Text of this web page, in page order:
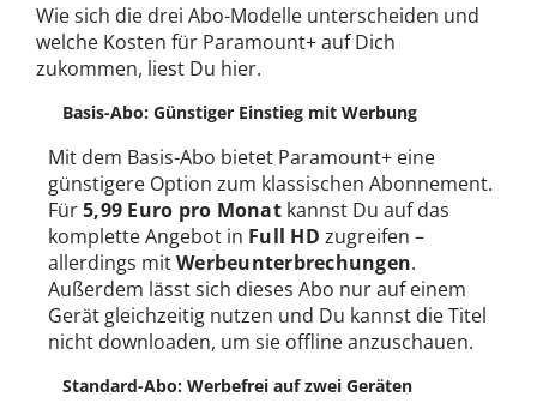
Wie sich die drei Abo-Modelle unterscheiden und
welche Kosten für Paramount+ auf Dich
zukommen, liest Du hier.
Basis-Abo: Günstiger Einstieg mit Werbung
Mit dem Basis-Abo bietet Paramount+ eine
günstigere Option zum klassischen Abonnement.
Für5,99 Euro pro Monatkannst Du auf das
komplette Angebot in Full HD zugreifen –
allerdings mitWerbeunterbrechungen.
Außerdem lässt sich dieses Abo nur auf einem
Gerät gleichzeitig nutzen und Du kannst die Titel
nicht downloaden, um sie offline anzuschauen.
Standard-Abo: Werbefrei auf zwei Geräten